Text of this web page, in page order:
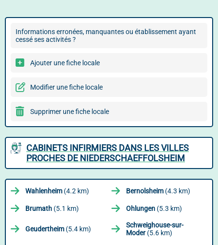
Informations erronées, manquantes ou établissement ayant
cessé ses activités ?
Ajouter une fiche locale
Modifier une fiche locale
Supprimer une fiche locale
CABINETS INFIRMIERS DANS LES VILLES
PROCHES DE NIEDERSCHAEFFOLSHEIM
Wahlenheim (4.2 km) Bernolsheim (4.3 km)
Brumath (5.1 km) Ohlungen (5.3 km)
Geudertheim (5.4 km)
Schweighouse-sur-
Moder(5.6 km)